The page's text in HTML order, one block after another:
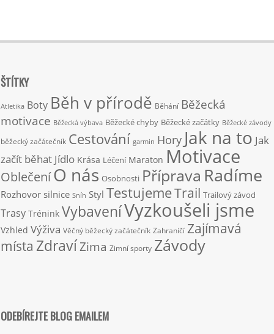
ŠTÍTKY
Atletika Boty Běh v přírodě Běhání Běžecká
motivace Běžecká výbava Běžecké chyby Běžecké začátky Běžecké závody
běžecký začátečník Cestování garmin Hory Jak na to Jak
začít běhat Jídlo Krása Léčení Maraton Motivace
OblečeníO nás Osobnosti Příprava Radíme
Rozhovor silnice Sníh Styl TestujemeTrail Trailový závod
Trasy Trénink VybaveníVyzkoušeli jsme
Vzhled Výživa Věčný běžecký začátečník Zahraničí Zajímavá
místa ZdravíZima Zimní sporty Závody
ODEBÍREJTE BLOG EMAILEM